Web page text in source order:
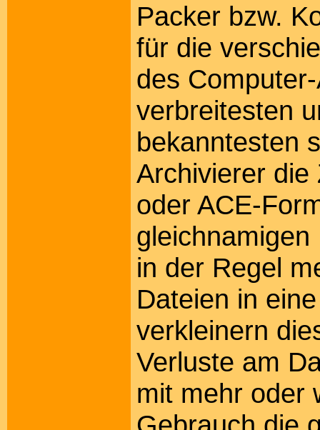
Packer bzw.
für die
des
verbreitesten
bekanntesten
Archivierer die
oder ACE-
in der Regel
Dateien in
verkleinern
Verluste am
mit mehr oder